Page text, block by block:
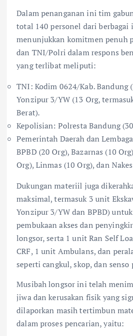
​Dalam penanganan ini tim
total 140 personel dari berbagai
menunjukkan komitmen penuh
dan TNI/Polri dalam respons
yang terlibat meliputi:
​TNI: Kodim 0624/Kab. Bandung
Yonzipur 3/YW (13 Org,
Berat).
Kepolisian: Polresta Bandung
​Pemerintah Daerah dan
BPBD (20 Org), Bazarnas (10
Org), Linmas (10 Org), dan
​Dukungan materiil juga
maksimal, termasuk 3 unit
Yonzipur 3/YW dan BPBD)
pembukaan akses dan
longsor, serta 1 unit Ran Self
CRF, 1 unit Ambulans, dan
seperti cangkul, skop, dan
​Musibah longsor ini telah
jiwa dan kerusakan fisik yang
dilaporkan masih tertimbun
dalam proses pencarian, yaitu: